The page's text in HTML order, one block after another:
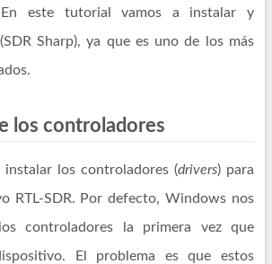
este tutorial vamos a instalar y
Sharp), ya que es uno de los más
los controladores
instalar los controladores (drivers) para
RTL-SDR. Por defecto, Windows nos
controladores la primera vez que
El problema es que estos